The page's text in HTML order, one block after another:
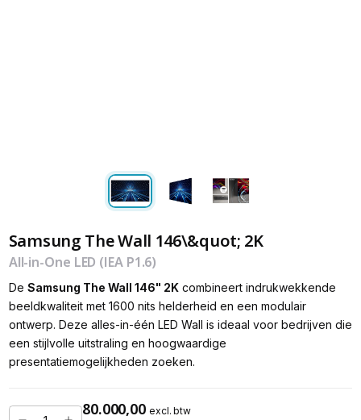
Samsung The Wall 146\&quot; 2K
All-in-One LED (IEA P1.6)
De Samsung The Wall 146" 2Kcombineert indrukwekkende
beeldkwaliteit met 1600 nits helderheid en een modulair
ontwerp. Deze alles-in-één LED Wall is ideaal voor bedrijven die
een stijlvolle uitstraling en hoogwaardige
presentatiemogelijkheden zoeken.
80.000,00 excl. btw